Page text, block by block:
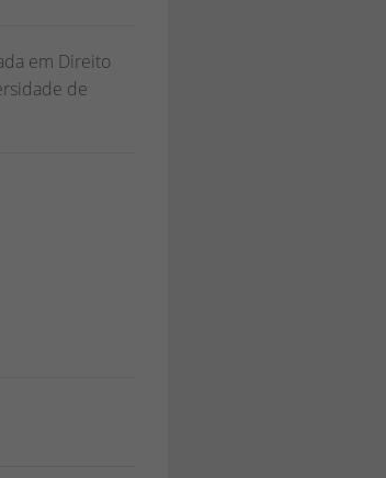
em Direito
de